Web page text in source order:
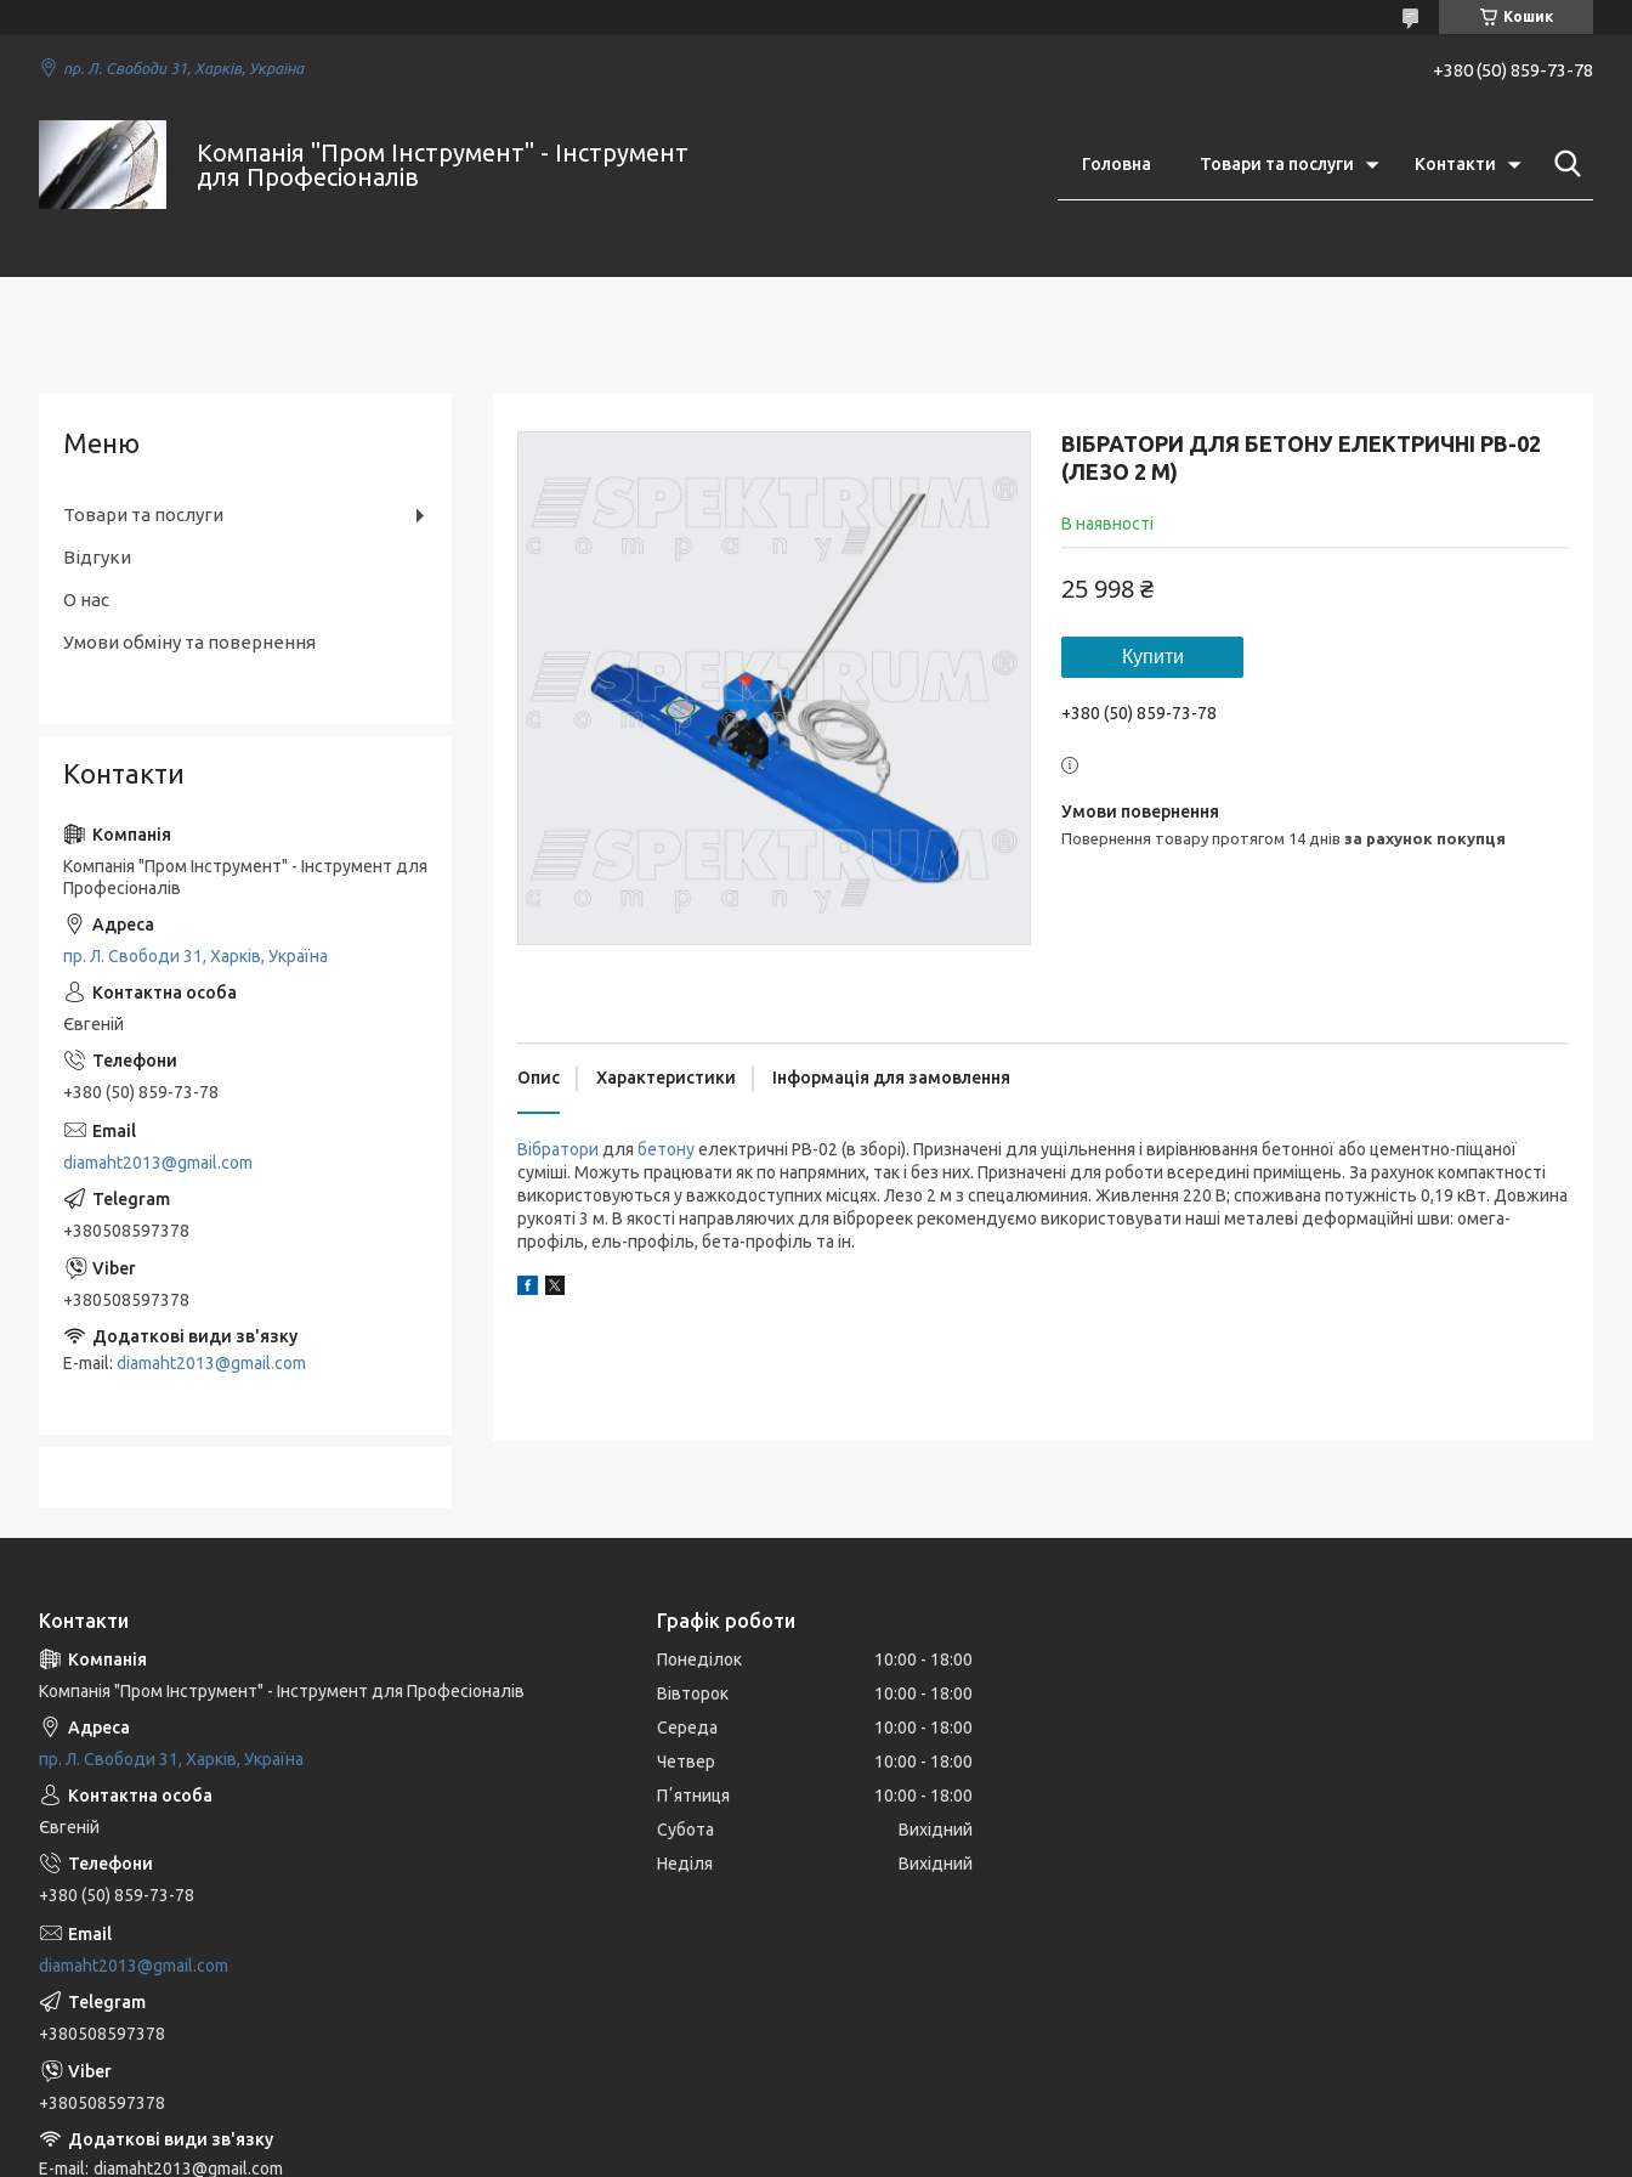
Кошик
пр. Л. Свободи 31, Харків, Україна +380 (50) 859-73-78
Компанія "Пром Інструмент" - Інструмент
для Професіоналів
Головна Товари та послуги Контакти
ВІБРАТОРИ ДЛЯ БЕТОНУ ЕЛЕКТРИЧНІ РВ-02
(ЛЕЗО 2 М)
В наявності
25 998 ₴
Купити
+380 (50) 859-73-78
повернення товару протягом 14 днів за рахунок покупця
Опис Характеристики Інформація для замовлення
Вібратори для бетонуелектричні РВ-02 (в зборі). Призначені для ущільнення і вирівнювання бетонної або цементно-піщаної
суміші. Можуть працювати як по напрямних, так і без них. Призначені для роботи всередині приміщень. За рахунок компактності
використовуються у важкодоступних місцях. Лезо 2 м з спецалюминия. Живлення 220 В; споживана потужність 0,19 кВт. Довжина
рукояті 3 м. В якості направляючих для віброреек рекомендуємо використовувати наші металеві деформаційні шви: омега-
профіль, ель-профіль, бета-профіль та ін.
Товари та послуги
Відгуки
О нас
Умови обміну та повернення
Контакти
Компанія "Пром Інструмент" - Інструмент для
Професіоналів
пр. Л. Свободи 31, Харків, Україна
Євгеній
+380 (50) 859-73-78
diamaht2013@gmail.com
+380508597378
+380508597378
E-mail diamaht2013@gmail.com
Контакти
Компанія "Пром Інструмент" - Інструмент для Професіоналів
пр. Л. Свободи 31, Харків, Україна
Євгеній
+380 (50) 859-73-78
diamaht2013@gmail.com
+380508597378
+380508597378
E-mail diamaht2013@gmail.com
Графік роботи
Понеділок 10:00
18:00
Вівторок
10:00
18:00
Середа
10:00
18:00
Четвер
10:00
18:00
Пʼятниця
10:00
18:00
Субота
Вихідний
Неділя
Вихідний